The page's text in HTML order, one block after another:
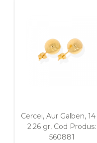
Cercei, Aur Galben, 14
2.26 gr, Cod Produs:
560881